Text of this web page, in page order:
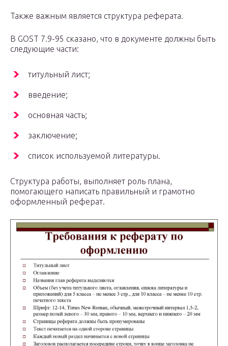
Также важным является структура реферата.
В GOST 7.9-95 сказано, что в документе должны быть
следующие части:
титульный лист;
введение;
основная часть;
заключение;
список используемой литературы.
Структура работы, выполняет роль плана,
помогающего написать правильный и грамотно
оформленный реферат.